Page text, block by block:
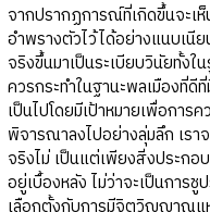
จากปรากฏการณ์ที่เกิดขึ้นจะเ
อำพรางตัวไว้ได้อย่างแนบเนี
จริงขึ้นมาเป็นระเบียบวินัยทั้ง
ควรกระทำในฐานะพลเมืองที่
เป็นไปโดยมีเป้าหมายเพื่อกา
พิจารณาลงไปอย่างลุ่มลึก เรา
จริงไม่ เป็นแต่เพียงสิ่งประกอ
อยู่เบื้องหลัง ไม่ว่าจะเป็นการชู